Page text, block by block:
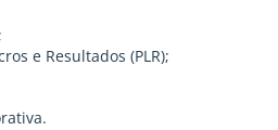
e Resultados (PLR);